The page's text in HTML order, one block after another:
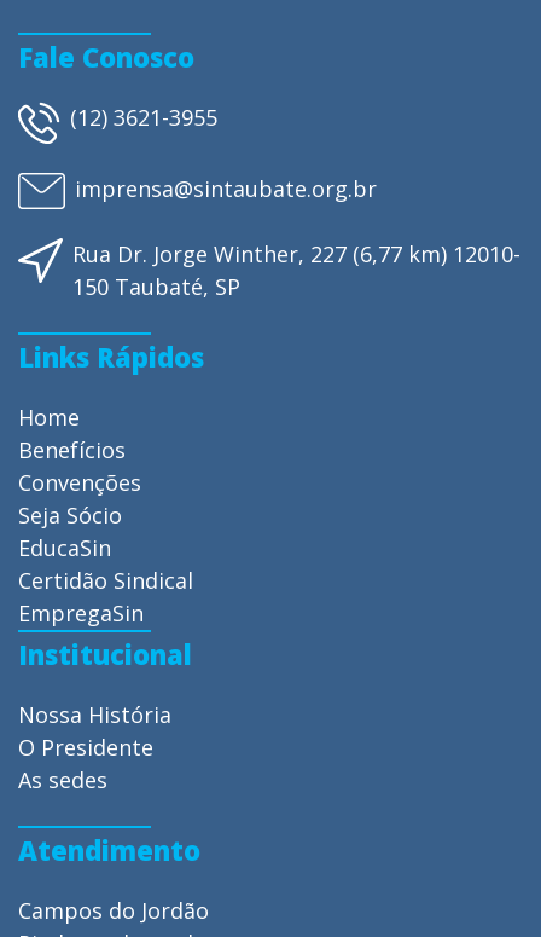
Fale Conosco
(12) 3621-3955
imprensa@sintaubate.org.br
Rua Dr. Jorge Winther, 227 (6,77 km) 12010-
150 Taubaté, SP
Links Rápidos
Home
Benefícios
Convenções
Seja Sócio
EducaSin
Certidão Sindical
EmpregaSin
Institucional
Nossa História
O Presidente
As sedes
Atendimento
Campos do Jordão